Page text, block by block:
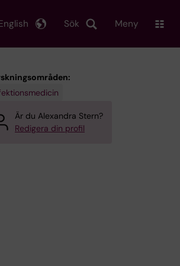
Sök Meny
Är du Alexandra Stern?
Redigera din profil